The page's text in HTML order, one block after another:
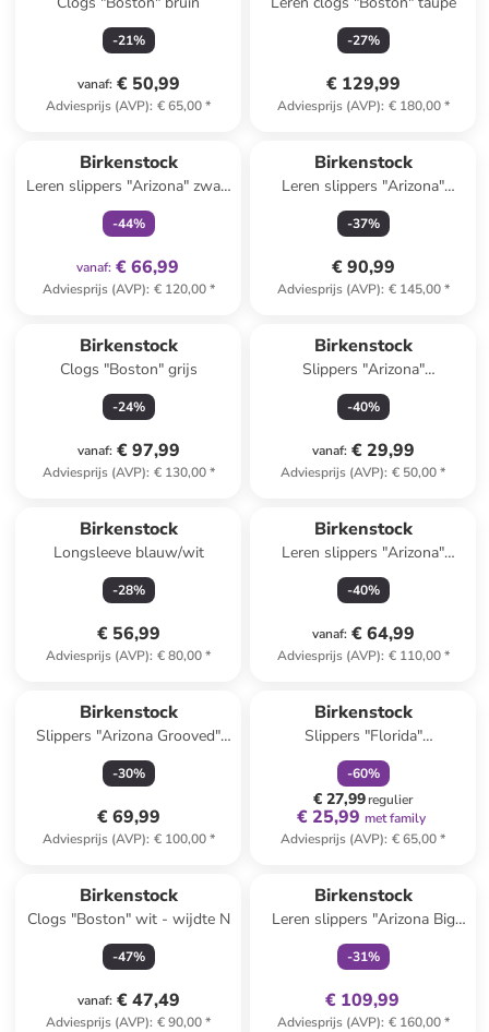
-21%
vanaf: € 50,99
Adviesprijs (AVP): € 65,00*
-27%
€ 129,99
Adviesprijs (AVP): € 180,00*
Birkenstock
Leren slippers "Arizona" zwart
- wijdte S
-44%
vanaf: € 66,99
Adviesprijs (AVP): € 120,00*
Birkenstock
Leren slippers "Arizona"
lichtbruin
-37%
€ 90,99
Adviesprijs (AVP): € 145,00*
Birkenstock
Clogs "Boston" grijs
-24%
vanaf: € 97,99
Adviesprijs (AVP): € 130,00*
Birkenstock
Slippers "Arizona"
donkerblauw
-40%
vanaf: € 29,99
Adviesprijs (AVP): € 50,00*
Birkenstock
Longsleeve blauw/wit
-28%
€ 56,99
Adviesprijs (AVP): € 80,00*
Birkenstock
Leren slippers "Arizona"
donkerbruin - wijdte N
-40%
vanaf: € 64,99
Adviesprijs (AVP): € 110,00*
Birkenstock
Slippers "Arizona Grooved"
zwart - wijdte S
-30%
€ 69,99
Adviesprijs (AVP): € 100,00*
Birkenstock
Slippers "Florida"
donkerblauw
-60%
€ 27,99regulier
€ 25,99 met family
Adviesprijs (AVP): € 65,00*
Birkenstock
Clogs "Boston" wit - wijdte N
-47%
vanaf: € 47,49
Adviesprijs (AVP): € 90,00*
Birkenstock
Leren slippers "Arizona Big
Buckle" beige
-31%
€ 109,99
Adviesprijs (AVP): € 160,00*